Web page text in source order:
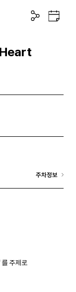
공
유
구
글
Heart
주차정보
주제로